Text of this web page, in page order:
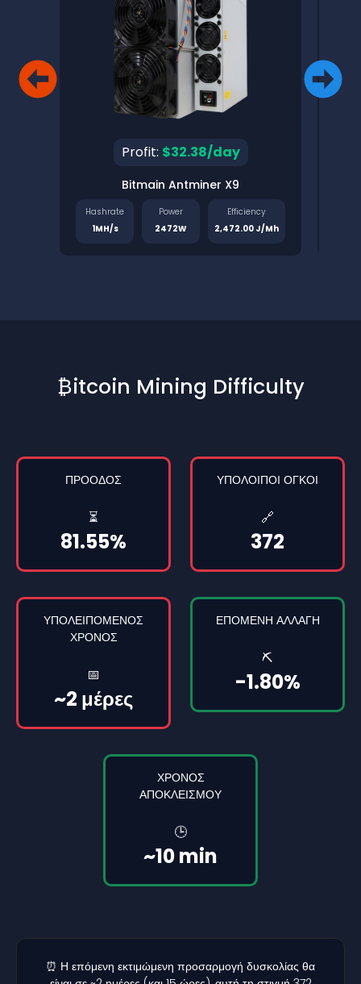
Profit: $32.38/day
Bitmain Antminer X9
Hashrate
1MH/s
Power
2472W
Efficiency
2,472.00 J/Mh
₿itcoin Mining Difficulty
ΠΡΌΟΔΟΣ
⏳
81.55%
ΥΠΌΛΟΙΠΟΙ ΟΓΚΟΊ
🔗
372
ΥΠΟΛΕΙΠΌΜΕΝΟΣ
ΧΡΌΝΟΣ
📅
~2 μέρες
ΕΠΌΜΕΝΗ ΑΛΛΑΓΉ
⛏️
-1.80%
ΧΡΌΝΟΣ
ΑΠΟΚΛΕΙΣΜΟΎ
🕒
~10 min
⏰ Η επόμενη εκτιμώμενη προσαρμογή δυσκολίας θα